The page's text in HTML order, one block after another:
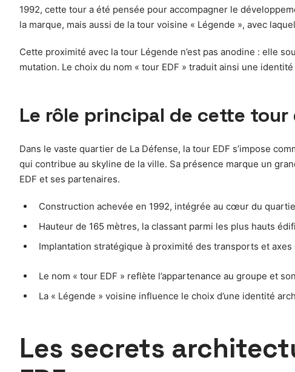
1992, cette tour a été pensée pour accompagner le
la marque, mais aussi de la tour voisine « Légende », avec
Cette proximité avec la tour Légende n’est pas anodine : elle
mutation. Le choix du nom « tour EDF » traduit ainsi une
Le rôle principal de cette
Dans le vaste quartier de La Défense, la tour EDF s’impose
qui contribue au skyline de la ville. Sa présence marque un
EDF et ses partenaires.
Construction achevée en 1992, intégrée au cœur du
Hauteur de 165 mètres, la classant parmi les plus hauts
Implantation stratégique à proximité des transports et axes
Le nom « tour EDF » reflète l’appartenance au groupe et
La « Légende » voisine influence le choix d’une identité
Les secrets